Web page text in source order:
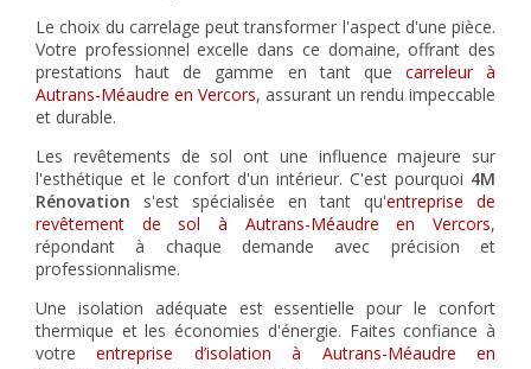
Le choix du carrelage peut transformer l'aspect d'une pièce.
Votre professionnel excelle dans ce domaine, offrant des
prestations haut de gamme en tant que carreleur à
Autrans-Méaudre en Vercors, assurant un rendu impeccable
et durable.
Les revêtements de sol ont une influence majeure sur
l'esthétique et le confort d'un intérieur. C'est pourquoi 4M
Rénovation s'est spécialisée en tant qu'entreprise de
revêtement de sol à Autrans-Méaudre en Vercors,
répondant à chaque demande avec précision et
professionnalisme.
Une isolation adéquate est essentielle pour le confort
thermique et les économies d'énergie. Faites confiance à
votreentreprise d’isolation à Autrans-Méaudre en